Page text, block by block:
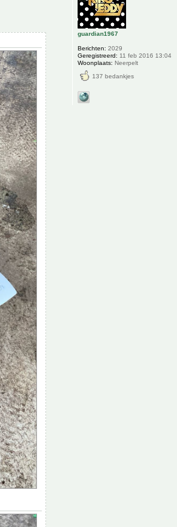
guardian1967
Berichten: 2029
Geregistreerd: 11 feb 2016 13:04
Woonplaats: Neerpelt
137 bedankjes